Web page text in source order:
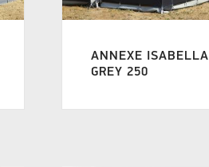
ANNEXE ISABELLA
GREY 250